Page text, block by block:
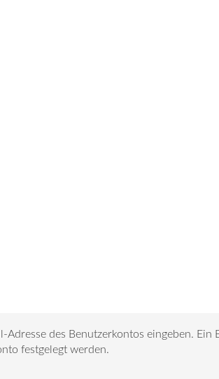
Adresse des Benutzerkontos eingeben.
festgelegt werden.